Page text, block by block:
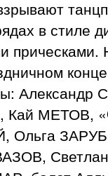
в стиле
Кай МЕТОВ,
Ольга